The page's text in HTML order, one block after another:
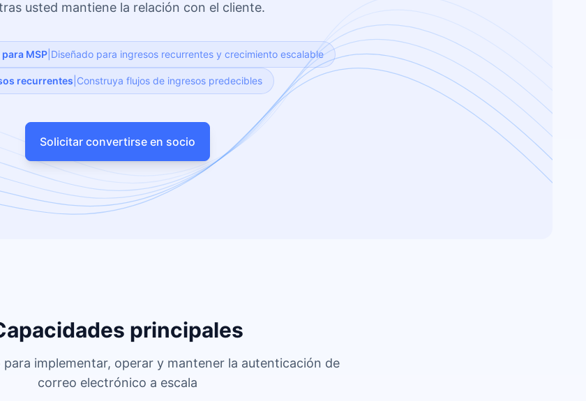
usted mantiene la relación con el cliente.
MSP| Diseñado para ingresos recurrentes y crecimiento escalable
recurrentes Construya flujos de ingresos predecibles
Solicitar convertirse en socio
principales
implementar, operar y mantener la autenticación de
correo electrónico a escala